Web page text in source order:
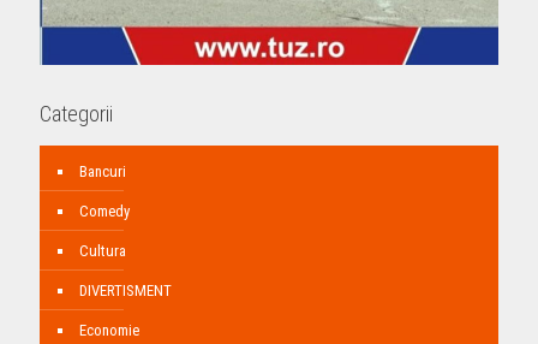
Categorii
Bancuri
Comedy
Cultura
DIVERTISMENT
Economie